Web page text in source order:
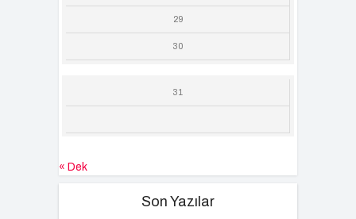
29
30
31
« Dek
Son Yazılar